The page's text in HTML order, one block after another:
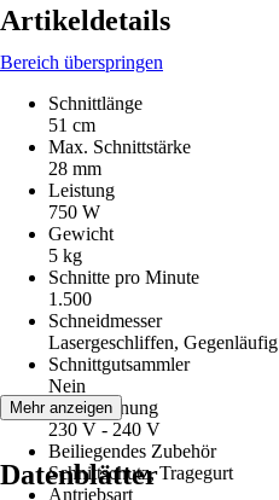
Artikeldetails
Bereich überspringen
Schnittlänge
51 cm
Max. Schnittstärke
28 mm
Leistung
750 W
Gewicht
5 kg
Schnitte pro Minute
1.500
Schneidmesser
Lasergeschliffen, Gegenläufig
Schnittgutsammler
Nein
Netzspannung
230 V - 240 V
Beiliegendes Zubehör
Schnittschutz, Tragegurt
Antriebsart
Mehr anzeigen
Datenblätter